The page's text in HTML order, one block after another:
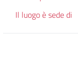
Il luogo è sede di